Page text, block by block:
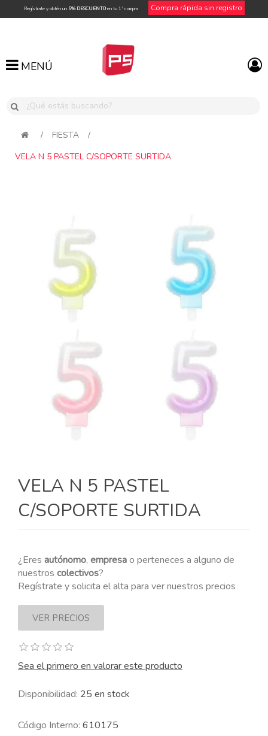
Regístrate y obtén un 5% DESCUENTOen tu 1ª compra Compra rápida sin registro
MENÚ
MENÚ
/ FIESTA
/
VELA N 5 PASTEL C/SOPORTE SURTIDA
VELA N 5 PASTEL
C/SOPORTE SURTIDA
¿Eres autónomo, empresao perteneces a alguno de
nuestros colectivos?
Regístrate y solicita el alta para ver nuestros precios
Sea el primero en valorar este producto
Disponibilidad: 25 en stock
Código Interno: 610175